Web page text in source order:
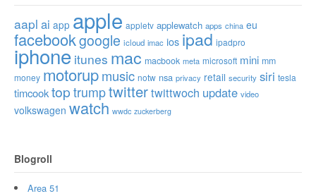
aapl ai app apple appletv applewatch apps china eu
facebookgoogle icloud imac ios ipad ipadpro
iphone itunes mac macbook meta microsoft mini mm
money motorupmusic notw nsa privacy retail security siri tesla
timcooktop trumptwittertwittwoch update video
volkswagen watch wwdc zuckerberg
Blogroll
Area 51